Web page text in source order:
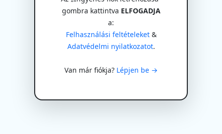
gombra kattintva ELFOGADJA
a:
Felhasználási feltételeket&
Adatvédelmi nyilatkozatot.
Van már fiókja? Lépjen be →